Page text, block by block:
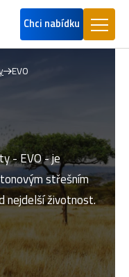
Chci nabídku
EVO
- EVO - je
střešním
nejdelší životnost.